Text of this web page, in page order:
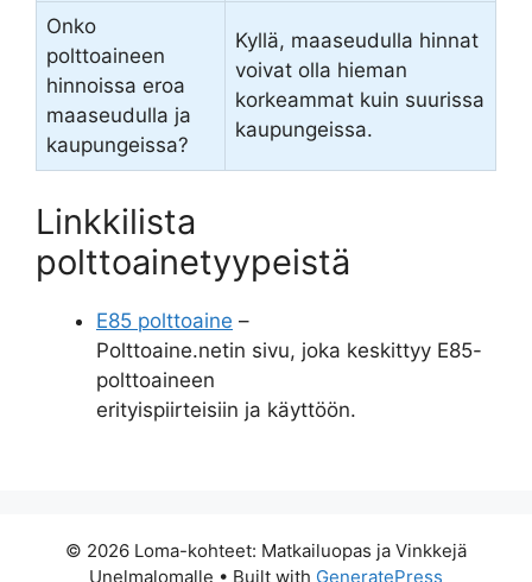
Onko
polttoaineen
hinnoissa eroa
maaseudulla ja
kaupungeissa?
Kyllä, maaseudulla hinnat
voivat olla hieman
korkeammat kuin suurissa
kaupungeissa.
Linkkilista
polttoainetyypeistä
E85 polttoaine –
Polttoaine.netin sivu, joka keskittyy E85-
polttoaineen
erityispiirteisiin ja käyttöön.
© 2026 Loma-kohteet: Matkailuopas ja Vinkkejä
Unelmalomalle • Built with GeneratePress